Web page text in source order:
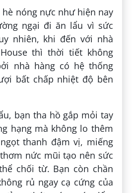
nóng nực như hiện nay
ngại đi ăn lẩu vì sức
nhiên, khi đến với nhà
thì thời tiết không
nhà hàng có hệ thống
bất chấp nhiệt độ bên
bạn tha hồ gắp mỏi tay
hạng mà không lo thêm
thanh đậm vị, miếng
nức mũi tạo nên sức
chối từ. Bạn còn chần
rủ ngay cạ cứng của